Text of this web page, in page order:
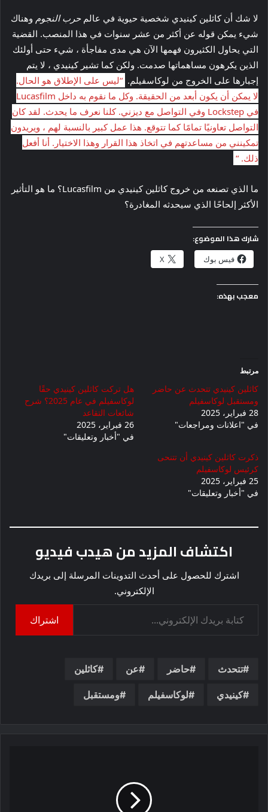
لا شك أن كاثلين كينيدي شخصية حيوية في عالمحرب النجوم وهناك
شيء يمكن قوله عن أكثر من عشر سنوات في هذا المنصب. القضية
التي يحاول الكثيرون فهمها الآن هي مدى مفاجأة ، شيء حتى أولئك
الذين يكرهون مساهماتها صدمت. ولكن كما تشير كينيدي ، لا يتم
إجبارها على الخروج من لوكاسفيلم. “ليس على الإطلاق هو الحال.
لا يمكن أن يكون أبعد من الحقيقة. وكل ما نقوم به داخل Lucasfilm
في Lockstep وفي التواصل مع ديزني. كلنا نعرف ما يحدث. لقد كان
التواصل تعاونيًا تمامًا كما تتوقع. هذا عمل كبير بالنسبة لهم ، ويريدون
تمكينني من مساعدتهم في اتخاذ هذا القرار وهذا الاختيار. أنا أفعل
ذلك. “
ما الذي تصنعه من خروج كاثلين كينيدي من Lucasfilm؟ ما هو التأثير
الأكثر إلحاحًا الذي سيحدثه المغادرة؟
شارك هذا الموضوع:
فيس بوك X
معجب بهذه:
مرتبط
كاثلين كينيدي تتحدث عن حاضر
ومستقبل لوكاسفيلم
28 فبراير، 2025
في "اعلانات ومراجعات"
هل تركت كاثلين كينيدي حقًا
لوكاسفيلم في عام 2025؟ شرح
شائعات التقاعد
26 فبراير، 2025
في "أخبار وتعليقات"
ذكرت كاثلين كينيدي أن تتنحى
كرئيس لوكاسفيلم
25 فبراير، 2025
في "أخبار وتعليقات"
اكتشاف المزيد من هيدب فيديو
اشترك للحصول على أحدث التدوينات المرسلة إلى بريدك
الإلكتروني.
اشتراك
تتحدث حاضر عن كاثلين
كينيدي لوكاسفيلم ومستقبل